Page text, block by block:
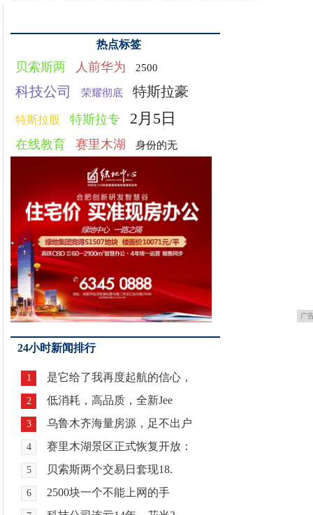
热点标签
贝索斯两 人前华为 2500
科技公司 荣耀彻底 特斯拉豪
特斯拉股 特斯拉专 2月5日
在线教育 赛里木湖 身份的无
广
24小时新闻排行
1 是它给了我再度起航的信心，
2 低消耗，高品质，全新Jee
3 乌鲁木齐海量房源，足不出户
4 赛里木湖景区正式恢复开放：
5 贝索斯两个交易日套现18.
6 2500块一个不能上网的手